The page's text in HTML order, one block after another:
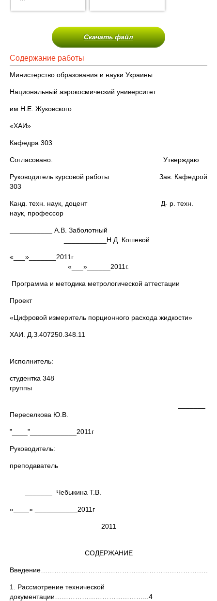
Скачать файл
Содержание работы
Министерство образования и науки Украины
Национальный аэрокосмический университет
им Н.Е. Жуковского
«ХАИ»
Кафедра 303
Согласовано: Утверждаю
Руководитель курсовой работы Зав. Кафедрой
303
Канд. техн. наук, доцент Д- р. техн.
наук, профессор
___________ А.В. Заболотный
___________Н.Д. Кошевой
«___»_______2011г.
«___»______2011г.
Программа и методика метрологической аттестации
Проект
«Цифровой измеритель порционного расхода жидкости»
ХАИ. Д.З.407250.348.11
Исполнитель:
студентка 348
Переселкова Ю.В.
"____"____________2011г
Руководитель:
преподаватель
_______ Чебыкина Т.В.
«____» ___________2011г
2011
СОДЕРЖАНИЕ
1. Рассмотрение технической
документации…………………………………...4